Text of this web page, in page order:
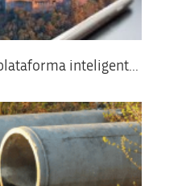
inteligent...